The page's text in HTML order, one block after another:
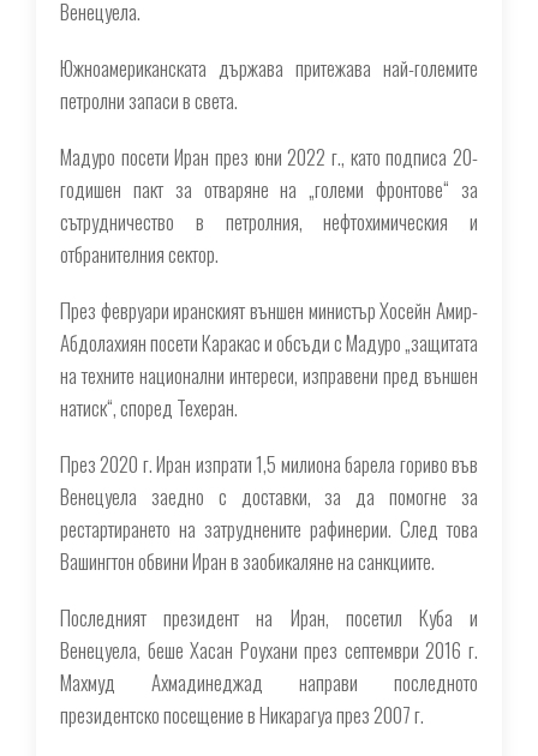
Венецуела.
Южноамериканската държава притежава най-големите
петролни запаси в света.
Мадуро посети Иран през юни 2022 г., като подписа 20-
годишен пакт за отваряне на „големи фронтове“ за
сътрудничество в петролния, нефтохимическия и
отбранителния сектор.
През февруари иранският външен министър Хосейн Амир-
Абдолахиян посети Каракас и обсъди с Мадуро „защитата
на техните национални интереси, изправени пред външен
натиск“, според Техеран.
През 2020 г. Иран изпрати 1,5 милиона барела гориво във
Венецуела заедно с доставки, за да помогне за
рестартирането на затруднените рафинерии. След това
Вашингтон обвини Иран в заобикаляне на санкциите.
Последният президент на Иран, посетил Куба и
Венецуела, беше Хасан Роухани през септември 2016 г.
Махмуд Ахмадинеджад направи последното
президентско посещение в Никарагуа през 2007 г.